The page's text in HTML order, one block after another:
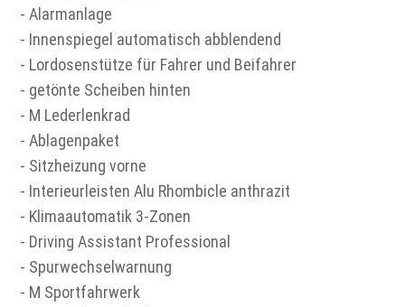
- Alarmanlage
- Innenspiegel automatisch abblendend
- Lordosenstütze für Fahrer und Beifahrer
- getönte Scheiben hinten
- M Lederlenkrad
- Ablagenpaket
- Sitzheizung vorne
- Interieurleisten Alu Rhombicle anthrazit
- Klimaautomatik 3-Zonen
- Driving Assistant Professional
- Spurwechselwarnung
- M Sportfahrwerk